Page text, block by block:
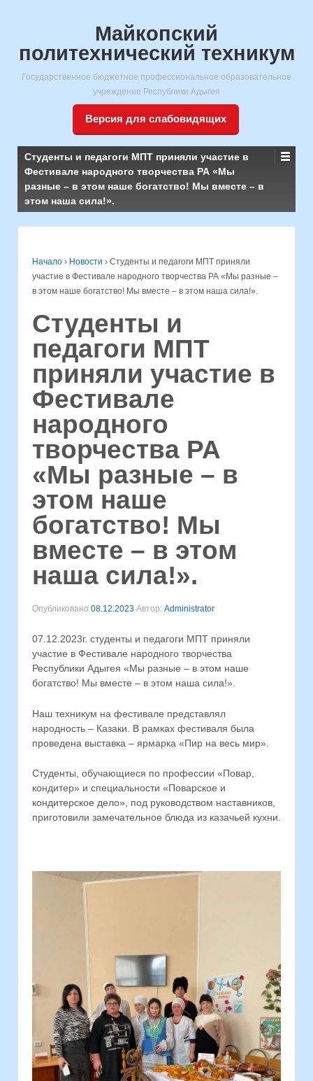
Майкопский
политехнический техникум
Государственное бюджетное профессиональное образовательное
учреждение Республики Адыгея
Версия для слабовидящих
Студенты и педагоги МПТ приняли участие в
Фестивале народного творчества РА «Мы
разные – в этом наше богатство! Мы вместе – в
этом наша сила!».
Начало › Новости › Студенты и педагоги МПТ приняли
участие в Фестивале народного творчества РА «Мы разные –
в этом наше богатство! Мы вместе – в этом наша сила!».
Студенты и
педагоги МПТ
приняли участие в
Фестивале
народного
творчества РА
«Мы разные – в
этом наше
богатство! Мы
вместе – в этом
наша сила!».
Опубликовано 08.12.2023 Автор: Administrator
07.12.2023г. студенты и педагоги МПТ приняли
участие в Фестивале народного творчества
Республики Адыгея «Мы разные – в этом наше
богатство! Мы вместе – в этом наша сила!».
Наш техникум на фестивале представлял
народность – Казаки. В рамках фестиваля была
проведена выставка – ярмарка «Пир на весь мир».
Студенты, обучающиеся по профессии «Повар,
кондитер» и специальности «Поварское и
кондитерское дело», под руководством наставников,
приготовили замечательное блюда из казачьей кухни.